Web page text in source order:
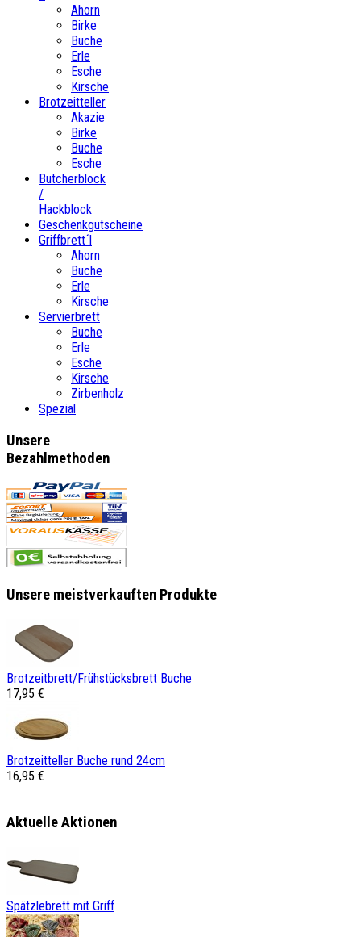
Ahorn
Birke
Buche
Erle
Esche
Kirsche
Brotzeitteller
Akazie
Birke
Buche
Esche
Butcherblock
/
Hackblock
Geschenkgutscheine
Griffbrett´l
Ahorn
Buche
Erle
Kirsche
Servierbrett
Buche
Erle
Esche
Kirsche
Zirbenholz
Spezial
Unsere
Bezahlmethoden
Unsere meistverkauften Produkte
Brotzeitbrett/Frühstücksbrett Buche
17,95 €
Brotzeitteller Buche rund 24cm
16,95 €
Aktuelle Aktionen
Spätzlebrett mit Griff